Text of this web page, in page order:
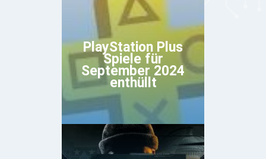
PlayStation Plus
Spiele für
September 2024
enthüllt